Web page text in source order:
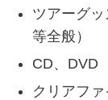
ツアーグ
等全般）
CD、DVD
クリアフ